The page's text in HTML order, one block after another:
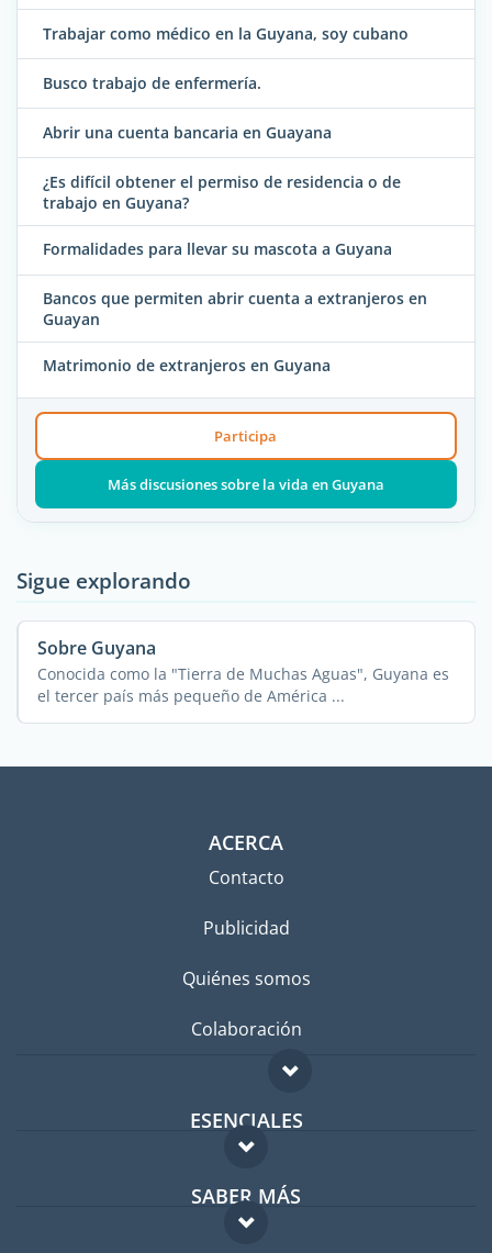
Trabajar como médico en la Guyana, soy cubano
Busco trabajo de enfermería.
Abrir una cuenta bancaria en Guayana
¿Es difícil obtener el permiso de residencia o de
trabajo en Guyana?
Formalidades para llevar su mascota a Guyana
Bancos que permiten abrir cuenta a extranjeros en
Guayan
Matrimonio de extranjeros en Guyana
Participa
Más discusiones sobre la vida en Guyana
Sigue explorando
Sobre Guyana
Conocida como la "Tierra de Muchas Aguas", Guyana es
el tercer país más pequeño de América ...
ACERCA
Contacto
Publicidad
Quiénes somos
Colaboración
ESENCIALES
Foro para expatriados
Guía para expatriados
SABER MÁS
FAQ